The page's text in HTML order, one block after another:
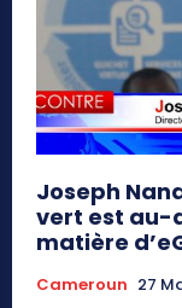
Joseph
vert est au-
matière
Cameroun 27